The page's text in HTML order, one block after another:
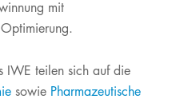
mit
IWE teilen sich auf die
sowie Pharmazeutische